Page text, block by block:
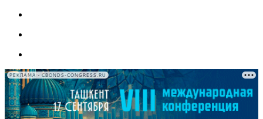
РЕКЛАМА • CBONDS-CONGRESS.RU